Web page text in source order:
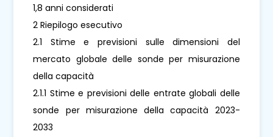
1,8 anni considerati
2 Riepilogo esecutivo
2.1 Stime e previsioni sulle dimensioni del
mercato globale delle sonde per misurazione
della capacità
2.1.1 Stime e previsioni delle entrate globali delle
sonde per misurazione della capacità 2023-
2033